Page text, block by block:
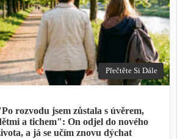
Přečtěte Si Dále
rozvodu jsem zůstala s úvěrem,
a tichem": On odjel do nového
a já se učím znovu dýchat